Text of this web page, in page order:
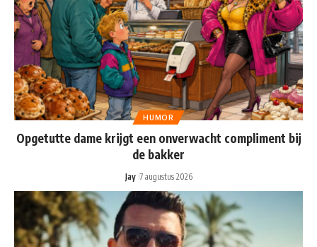
HUMOR
Opgetutte dame krijgt een onverwacht compliment bij
de bakker
Jay 7 augustus 2026